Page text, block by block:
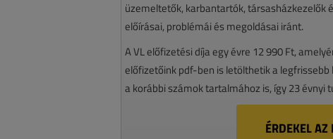
üzemeltetők, karbantartók, társasházkezelők
előírásai, problémái és megoldásai iránt.
A VL előfizetési díja egy évre 12 990 Ft,
előfizetőink pdf-ben is letölthetik a
a korábbi számok tartalmához is, így 23 évnyi
ÉRDEKEL